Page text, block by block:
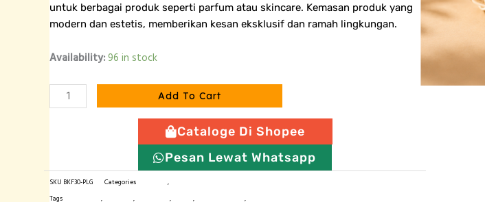
untuk berbagai produk seperti parfum atau skincare. Kemasan produk yang
modern dan estetis, memberikan kesan eksklusif dan ramah lingkungan.
Availability:96 in stock
Botol
Pump
Leher
ml
quantity
Add To Cart
Cataloge Di Shopee
Pesan Lewat Whatsapp
SKU BKF30-PLG Categories ,
Tags
, , , , ,